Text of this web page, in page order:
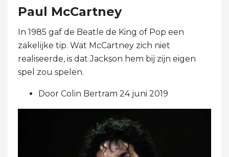
Paul McCartney
In 1985 gaf de Beatle de King of Pop een
zakelijke tip. Wat McCartney zich niet
realiseerde, is dat Jackson hem bij zijn eigen
spel zou spelen.
Door Colin Bertram 24 juni 2019